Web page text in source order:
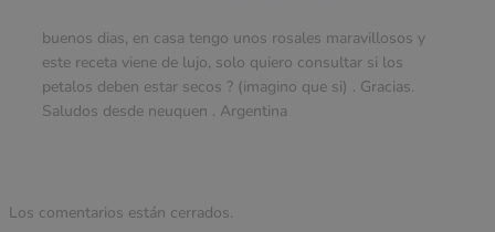
buenos dias, en casa tengo unos rosales maravillosos y
este receta viene de lujo, solo quiero consultar si los
petalos deben estar secos ? (imagino que si) . Gracias.
Saludos desde neuquen . Argentina
Los comentarios están cerrados.